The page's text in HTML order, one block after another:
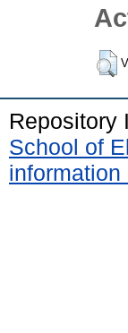
Repository
School of
information